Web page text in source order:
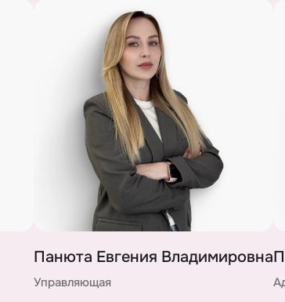
Панюта Евгения Владимировна
Управляющая